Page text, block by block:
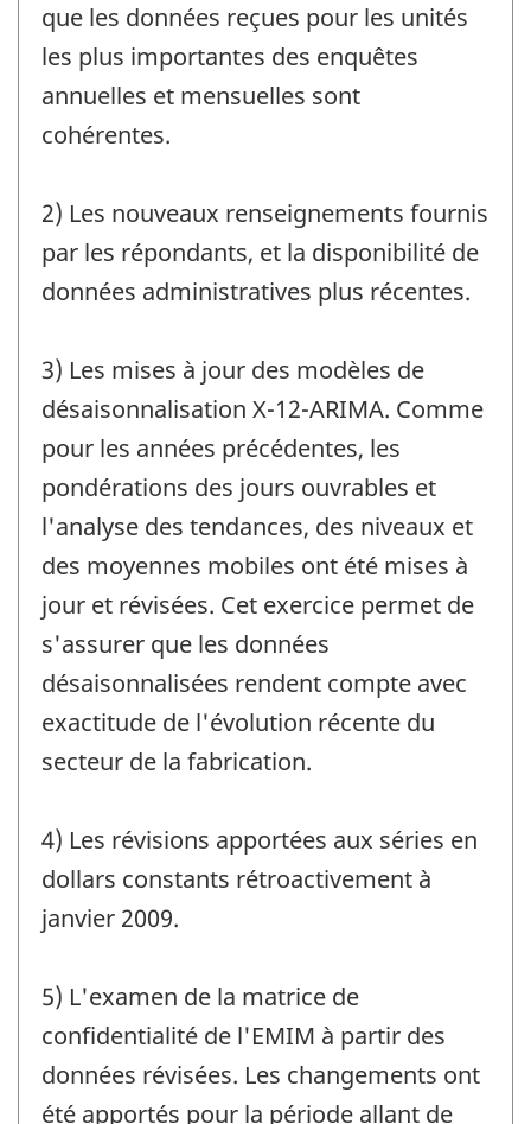
que les données reçues pour les unités
les plus importantes des enquêtes
annuelles et mensuelles sont
cohérentes.
2) Les nouveaux renseignements fournis
par les répondants, et la disponibilité de
données administratives plus récentes.
3) Les mises à jour des modèles de
désaisonnalisation X-12-ARIMA. Comme
pour les années précédentes, les
pondérations des jours ouvrables et
l'analyse des tendances, des niveaux et
des moyennes mobiles ont été mises à
jour et révisées. Cet exercice permet de
s'assurer que les données
désaisonnalisées rendent compte avec
exactitude de l'évolution récente du
secteur de la fabrication.
4) Les révisions apportées aux séries en
dollars constants rétroactivement à
janvier 2009.
5) L'examen de la matrice de
confidentialité de l'EMIM à partir des
données révisées. Les changements ont
été apportés pour la période allant de